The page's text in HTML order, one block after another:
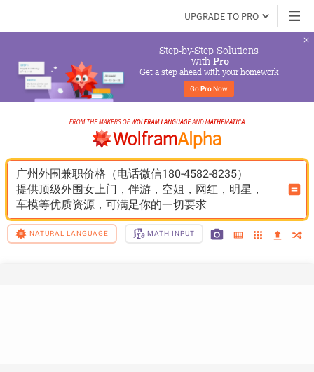
UPGRADE TO PRO
Step-by-Step Solutions
with Pro
Get a step ahead with your homework
Go Pro Now
广州外围兼职价格（电话微信180-4582-8235）
提供顶级外围女上门，伴游，空姐，网红，明星，
车模等优质资源，可满足你的一切要求
NATURAL LANGUAGE MATH INPUT